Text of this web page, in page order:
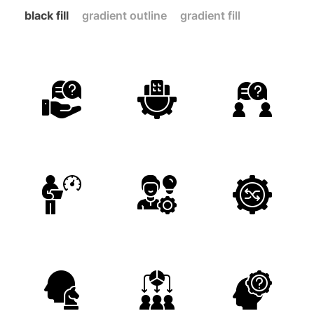
black fill gradient outline gradient fill